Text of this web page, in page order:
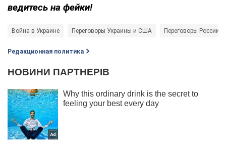
ведитесь на фейки!
Война в Украине Переговоры Украины и США Переговоры России
Редакционная политика